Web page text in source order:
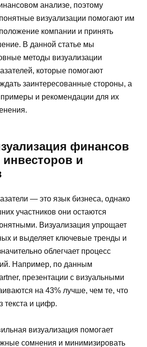
анализе, поэтому
визуализации помогают им
компании и принять
В данной статье мы
методы визуализации
которые помогают
заинтересованные стороны, а
и рекомендации для их
финансов
и
— это язык бизнеса, однако
участников они остаются
Визуализация упрощает
и выделяет ключевые тренды и
облегчает процесс
Например, по данным
презентации с визуальными
на 43% лучше, чем те, что
текста и цифр.
визуализация помогает
сомнения и минимизировать